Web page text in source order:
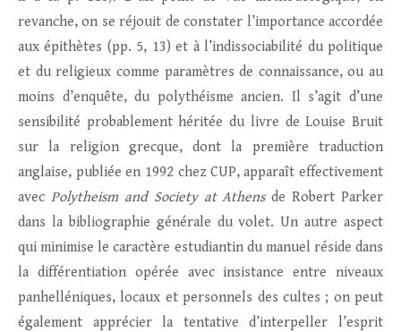
revanche, on se réjouit de constater l’importance accordée
aux épithètes (pp. 5, 13) et à l’indissociabilité du politique
et du religieux comme paramètres de connaissance, ou au
moins d’enquête, du polythéisme ancien. Il s’agit d’une
sensibilité probablement héritée du livre de Louise Bruit
sur la religion grecque, dont la première traduction
anglaise, publiée en 1992 chez CUP, apparaît effectivement
avec Polytheism and Society at Athensde Robert Parker
dans la bibliographie générale du volet. Un autre aspect
qui minimise le caractère estudiantin du manuel réside dans
la différentiation opérée avec insistance entre niveaux
panhelléniques, locaux et personnels des cultes ; on peut
également apprécier la tentative d’interpeller l’esprit